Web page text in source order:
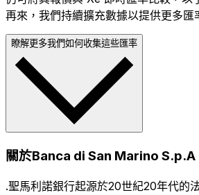
再來，我們持續擴充數據以提供更多匯
瞭解更多我們如何收集這些匯率
關於Banca di San Marino S.p.A
.聖馬利諾銀行起源於20世紀20年代的